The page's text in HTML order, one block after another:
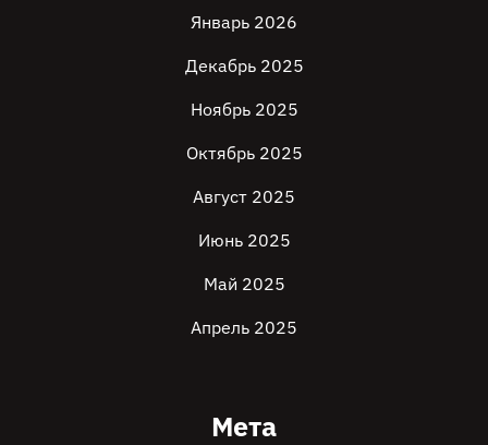
Январь 2026
Декабрь 2025
Ноябрь 2025
Октябрь 2025
Август 2025
Июнь 2025
Май 2025
Апрель 2025
Мета